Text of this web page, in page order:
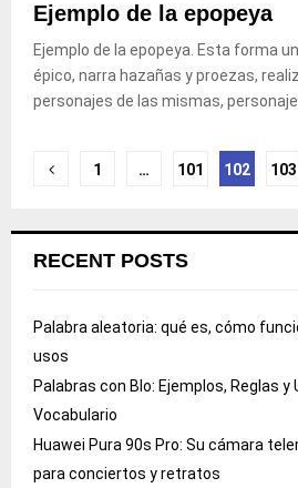
Ejemplo de la epopeya
Ejemplo de la epopeya. Esta forma
épico, narra hazañas y proezas,
personajes de las mismas,
Posts
1 … 101 102 103
RECENT POSTS
Palabra aleatoria: qué es, cómo
usos
Palabras con Blo: Ejemplos, Reglas
Vocabulario
Huawei Pura 90s Pro: Su cámara
para conciertos y retratos